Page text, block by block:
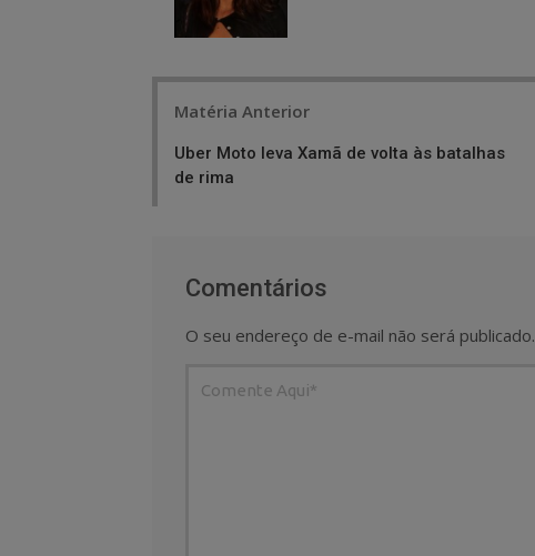
Matéria Anterior
Uber Moto leva Xamã de volta às batalhas
de rima
Comentários
O seu endereço de e-mail não será publicado.